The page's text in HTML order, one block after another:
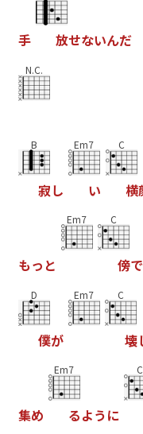
手 放せないんだ
N.C.
B
寂し
Em7
い
C
横
もっ と
Em7 C
傍で
D
僕が
Em7 C
壊
集め
Em7
るよう に
C